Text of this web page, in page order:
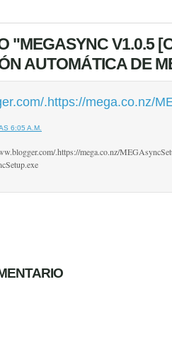
"MEGASYNC V1.0.5
AUTOMÁTICA DE
.https://mega.co.nz/
6:05 A.M.
.https://mega.co.nz/